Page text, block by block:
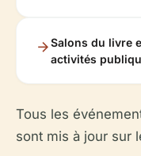
Salons du livre
activités
Tous les
sont mis à jour sur